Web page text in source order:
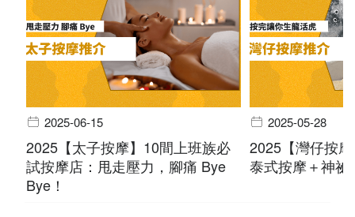
2025-06-15
2025【太子按摩】10間上班族必
試按摩店：甩走壓力，腳痛 Bye
Bye！
2025-05-28
2025【灣仔按
泰式按摩＋神